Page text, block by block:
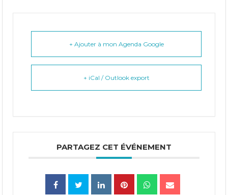
+ Ajouter à mon Agenda Google
+ iCal / Outlook export
PARTAGEZ CET ÉVÉNEMENT